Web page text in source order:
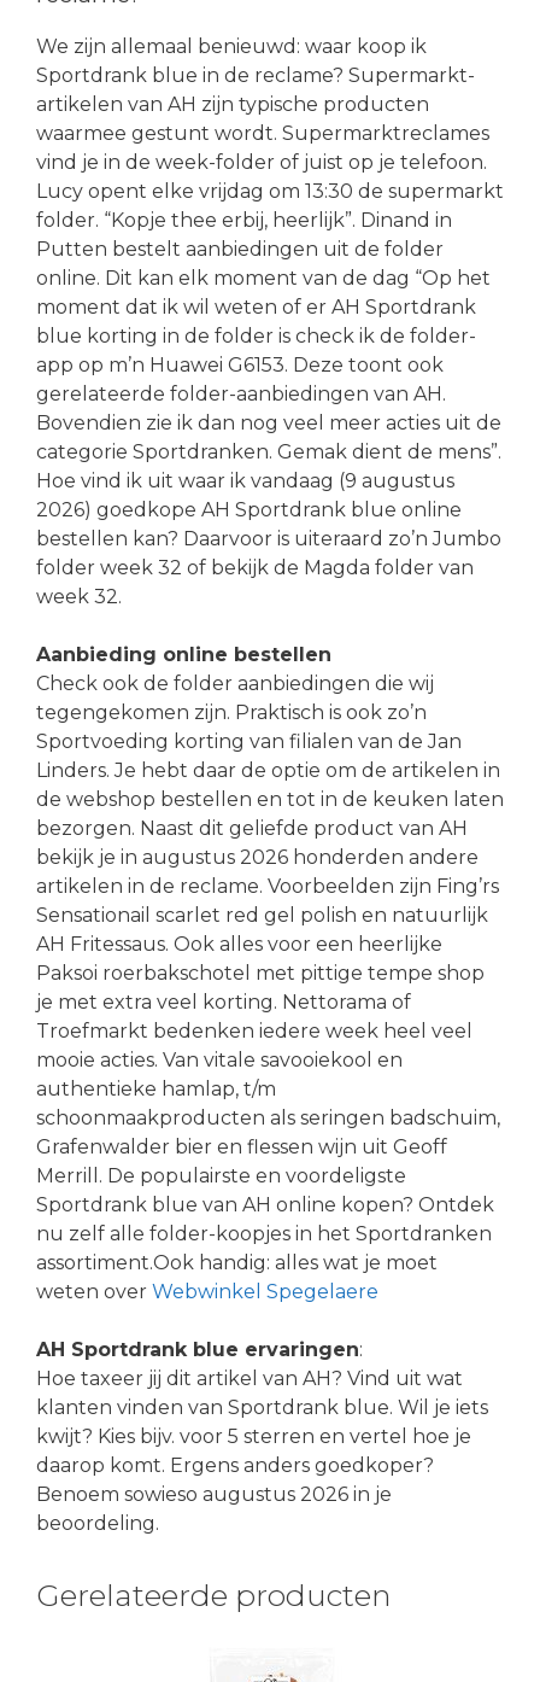
We zijn allemaal benieuwd: waar koop ik
Sportdrank blue in de reclame? Supermarkt-
artikelen van AH zijn typische producten
waarmee gestunt wordt. Supermarktreclames
vind je in de week-folder of juist op je telefoon.
Lucy opent elke vrijdag om 13:30 de supermarkt
folder. “Kopje thee erbij, heerlijk”. Dinand in
Putten bestelt aanbiedingen uit de folder
online. Dit kan elk moment van de dag “Op het
moment dat ik wil weten of er AH Sportdrank
blue korting in de folder is check ik de folder-
app op m’n Huawei G6153. Deze toont ook
gerelateerde folder-aanbiedingen van AH.
Bovendien zie ik dan nog veel meer acties uit de
categorie Sportdranken. Gemak dient de mens”.
Hoe vind ik uit waar ik vandaag (9 augustus
2026) goedkope AH Sportdrank blue online
bestellen kan? Daarvoor is uiteraard zo’n Jumbo
folder week 32 of bekijk de Magda folder van
week 32.
Aanbieding online bestellen
Check ook de folder aanbiedingen die wij
tegengekomen zijn. Praktisch is ook zo’n
Sportvoeding korting van filialen van de Jan
Linders. Je hebt daar de optie om de artikelen in
de webshop bestellen en tot in de keuken laten
bezorgen. Naast dit geliefde product van AH
bekijk je in augustus 2026 honderden andere
artikelen in de reclame. Voorbeelden zijn Fing’rs
Sensationail scarlet red gel polish en natuurlijk
AH Fritessaus. Ook alles voor een heerlijke
Paksoi roerbakschotel met pittige tempe shop
je met extra veel korting. Nettorama of
Troefmarkt bedenken iedere week heel veel
mooie acties. Van vitale savooiekool en
authentieke hamlap, t/m
schoonmaakproducten als seringen badschuim,
Grafenwalder bier en flessen wijn uit Geoff
Merrill. De populairste en voordeligste
Sportdrank blue van AH online kopen? Ontdek
nu zelf alle folder-koopjes in het Sportdranken
assortiment.Ook handig: alles wat je moet
weten over Webwinkel Spegelaere
AH Sportdrank blue ervaringen:
Hoe taxeer jij dit artikel van AH? Vind uit wat
klanten vinden van Sportdrank blue. Wil je iets
kwijt? Kies bijv. voor 5 sterren en vertel hoe je
daarop komt. Ergens anders goedkoper?
Benoem sowieso augustus 2026 in je
beoordeling.
Gerelateerde producten